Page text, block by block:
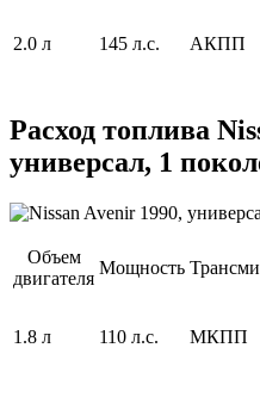
2.0 л 145 л.с. АКПП
Расход топлива
универсал, 1
Объем
двигателя
Мощность
1.8 л 110 л.с. МКПП